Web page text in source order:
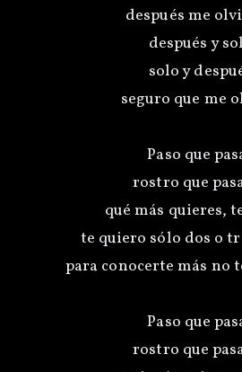
después me
después y
solo y
seguro que me
Paso que
rostro que
qué más quieres,
te quiero sólo dos o
para conocerte más no
Paso que
rostro que